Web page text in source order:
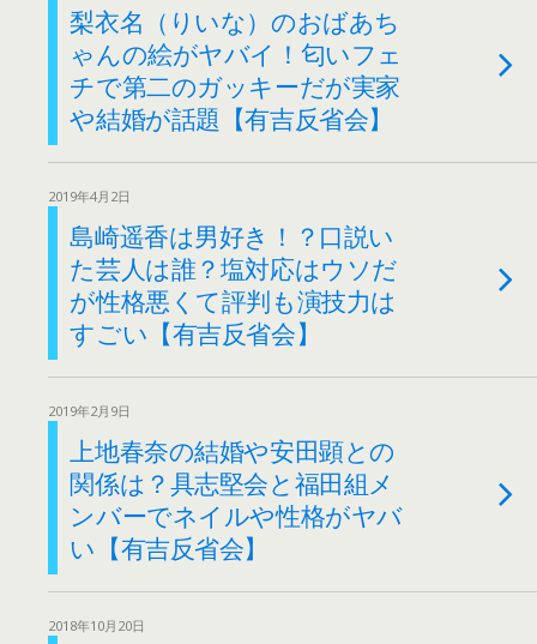
梨衣名（りいな）のおばあち
ゃんの絵がヤバイ！匂いフェ
チで第二のガッキーだが実家
や結婚が話題【有吉反省会】
2019年4月2日
島崎遥香は男好き！？口説い
た芸人は誰？塩対応はウソだ
が性格悪くて評判も演技力は
すごい【有吉反省会】
2019年2月9日
上地春奈の結婚や安田顕との
関係は？具志堅会と福田組メ
ンバーでネイルや性格がヤバ
い【有吉反省会】
2018年10月20日